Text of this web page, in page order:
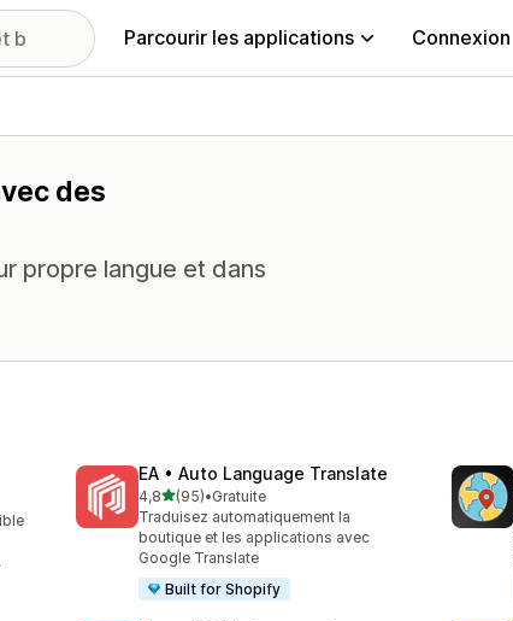
Parcourir les applications Connexion
des
propre langue et dans
EA • Auto Language Translate
4,8étoile(s) sur 5
(95)
95 avis au total
•Gratuite
Traduisez automatiquement la
boutique et les applications avec
Google Translate
Built for Shopify